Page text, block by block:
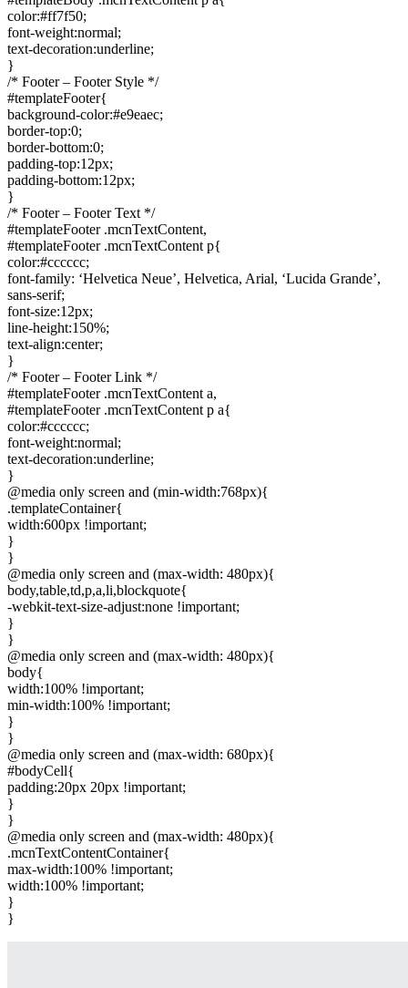
color:#ff7f50;
font-weight:normal;
text-decoration:underline;
}
/* Footer – Footer Style */
#templateFooter{
background-color:#e9eaec;
border-top:0;
border-bottom:0;
padding-top:12px;
padding-bottom:12px;
}
/* Footer – Footer Text */
#templateFooter .mcnTextContent,
#templateFooter .mcnTextContent p{
color:#cccccc;
font-family: ‘Helvetica Neue’, Helvetica, Arial, ‘Lucida Grande’,
sans-serif;
font-size:12px;
line-height:150%;
text-align:center;
}
/* Footer – Footer Link */
#templateFooter .mcnTextContent a,
#templateFooter .mcnTextContent p a{
color:#cccccc;
font-weight:normal;
text-decoration:underline;
}
@media only screen and (min-width:768px){
.templateContainer{
width:600px !important;
}
}
@media only screen and (max-width: 480px){
body,table,td,p,a,li,blockquote{
-webkit-text-size-adjust:none !important;
}
}
@media only screen and (max-width: 480px){
body{
width:100% !important;
min-width:100% !important;
}
}
@media only screen and (max-width: 680px){
#bodyCell{
padding:20px 20px !important;
}
}
@media only screen and (max-width: 480px){
.mcnTextContentContainer{
max-width:100% !important;
width:100% !important;
}
}